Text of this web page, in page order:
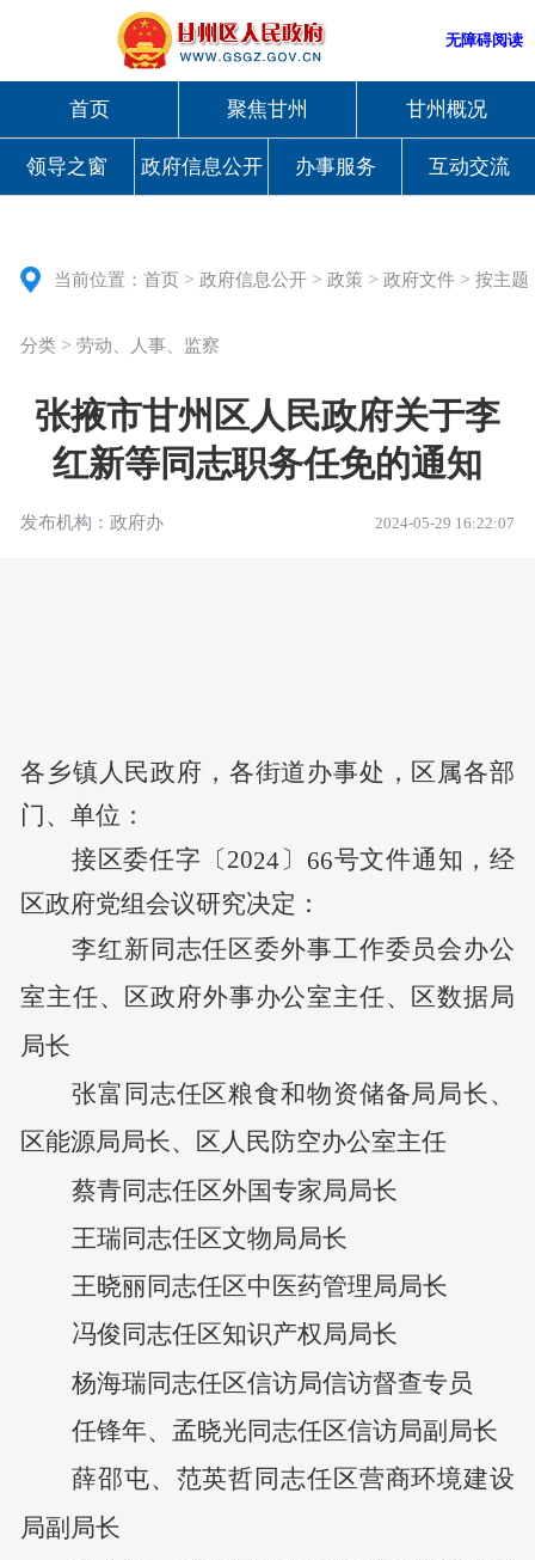
无障碍阅读
首页 聚焦甘州 甘州概况
领导之窗 政府信息公开 办事服务 互动交流
当前位置：首页 >政府信息公开 >政策 >政府文件 >按主题
分类 >劳动、人事、监察
张掖市甘州区人民政府关于李
红新等同志职务任免的通知
发布机构：政府办 2024-05-29 16:22:07
各乡镇人民政府，各街道办事处，区属各部
门、单位：
接区委任字〔2024〕 66号文件通知，经
区政府党组会议研究决定：
李红新 同志任 区委外事工作委员会办公
室主任、区政府外事办公室主任、区数据局
局长
张富 同志任区粮食和物资储备局局长、
区能源局局长、区人民防空办公室主任
蔡青同志任区外国专家局局长
王瑞同志任区文物局局长
王晓丽 同志任区中医药管理局局长
冯俊 同志任区知识产权局局长
杨海瑞同志任区信访局信访督查专员
任锋年、 孟晓光同志任区信访局副局长
薛邵屯、 范英哲 同志任 区营商环境建设
局副局长